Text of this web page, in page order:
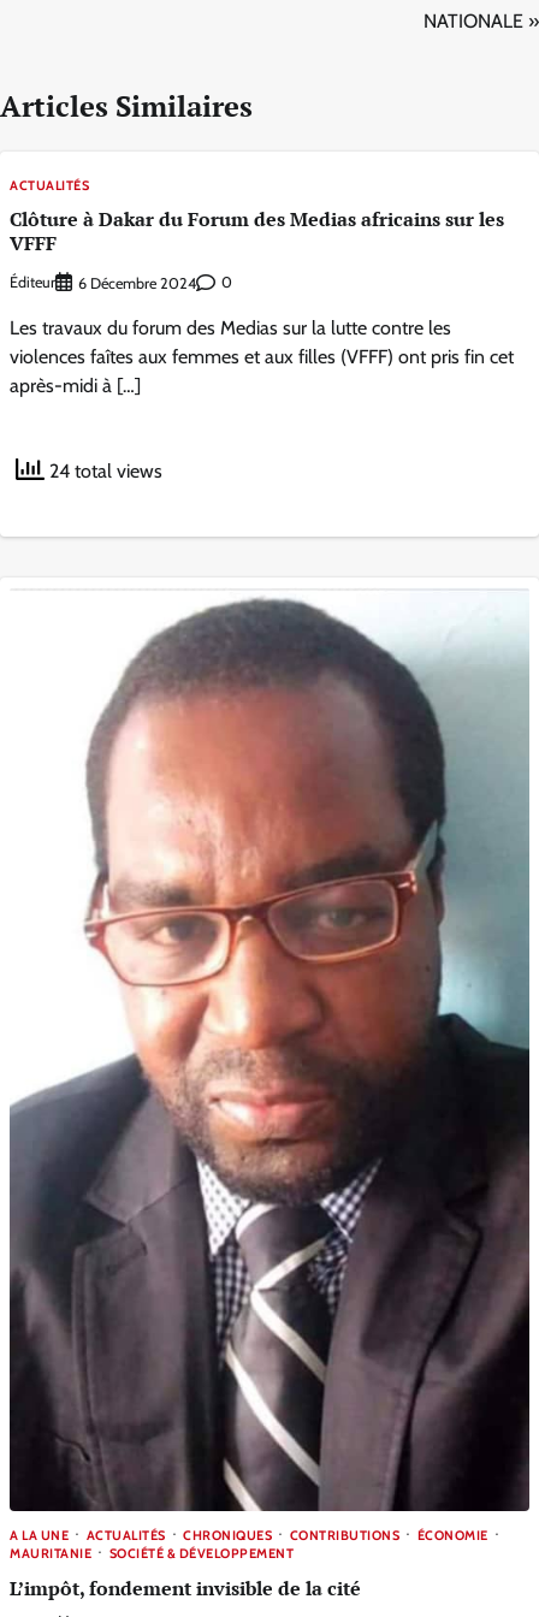
NATIONALE »
Articles Similaires
ACTUALITÉS
Clôture à Dakar du Forum des Medias africains sur les
VFFF
Éditeur 6 Décembre 2024 0
Les travaux du forum des Medias sur la lutte contre les
violences faîtes aux femmes et aux filles (VFFF) ont pris fin cet
après-midi à […]
24 total views
A LA UNE ACTUALITÉS CHRONIQUES CONTRIBUTIONS
ÉCONOMIE
MAURITANIE
SOCIÉTÉ & DÉVELOPPEMENT
L’impôt, fondement invisible de la cité